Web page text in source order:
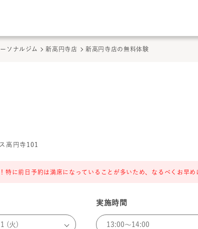
ソナルジム 新高円寺店 新高円寺店の無料体験
高円寺101
特に前日予約は満席になっていることが多いため、なるべくお早め
実施時間